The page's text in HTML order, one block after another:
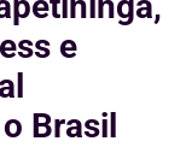
e
Brasil